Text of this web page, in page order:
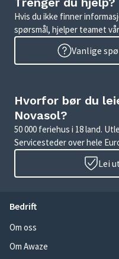
Hvis du ikke finner
spørsmål, hjelper teamet
Vanlige
Hvorfor bør du
Novasol?
50 000 feriehus i 18 land.
Servicesteder over hele
Lei
Bedrift
Om oss
Om Awaze